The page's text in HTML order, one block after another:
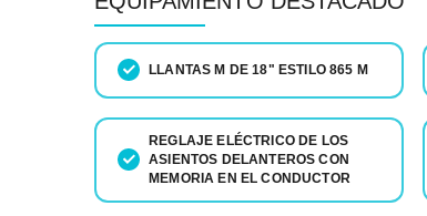
LLANTAS M DE 18" ESTILO 865 M
REGLAJE ELÉCTRICO DE LOS
ASIENTOS DELANTEROS CON
MEMORIA EN EL CONDUCTOR